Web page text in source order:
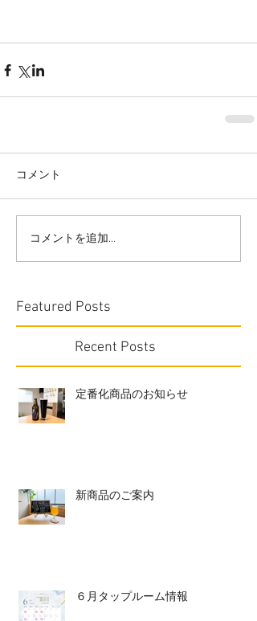
コメント
コメントを追加…
Featured Posts
Recent Posts
定番化商品のお知らせ
新商品のご案内
６月タップルーム情報